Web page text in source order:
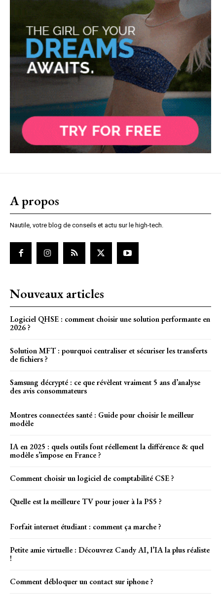
A propos
Nautile, votre blog de conseils et actu sur le high-tech.
Nouveaux articles
Logiciel QHSE : comment choisir une solution performante en
2026 ?
Solution MFT : pourquoi centraliser et sécuriser les transferts
de fichiers ?
Samsung décrypté : ce que révèlent vraiment 5 ans d’analyse
des avis consommateurs
Montres connectées santé : Guide pour choisir le meilleur
modèle
IA en 2025 : quels outils font réellement la différence & quel
modèle s’impose en France ?
Comment choisir un logiciel de comptabilité CSE ?
Quelle est la meilleure TV pour jouer à la PS5 ?
Forfait internet étudiant : comment ça marche ?
Petite amie virtuelle : Découvrez Candy AI, l’IA la plus réaliste
!
Comment débloquer un contact sur iphone ?